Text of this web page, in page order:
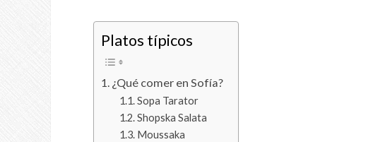
Platos típicos
¿Qué comer en Sofía?
Sopa Tarator
Shopska Salata
Moussaka